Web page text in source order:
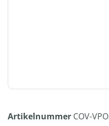
Artikelnummer COV-